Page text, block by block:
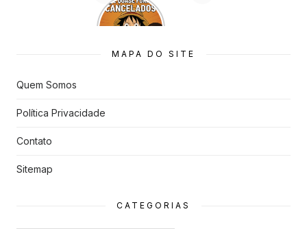
7 Animes
que quase
s
MAPA DO SITE
Quem Somos
Política Privacidade
Contato
Sitemap
CATEGORIAS